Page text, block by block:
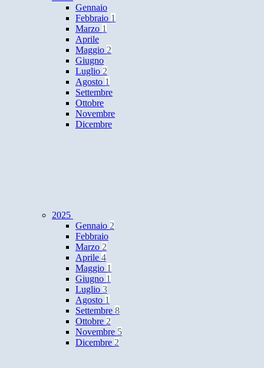
Gennaio
Febbraio 1
Marzo 1
Aprile
Maggio 2
Giugno
Luglio 2
Agosto 1
Settembre
Ottobre
Novembre
Dicembre
2025
Gennaio 2
Febbraio
Marzo 2
Aprile 4
Maggio 1
Giugno 1
Luglio 3
Agosto 1
Settembre 8
Ottobre 2
Novembre 5
Dicembre 2